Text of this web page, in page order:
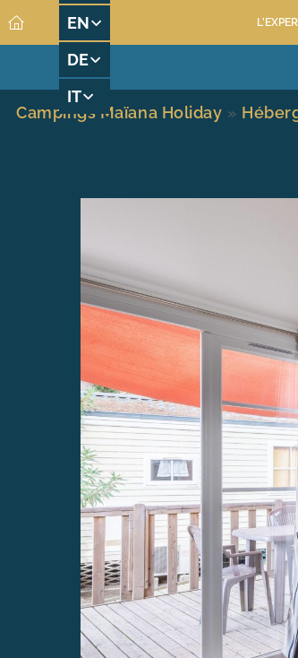
EN
DE
IT
MAÏANA RESORT
Campings Maïana Holiday »